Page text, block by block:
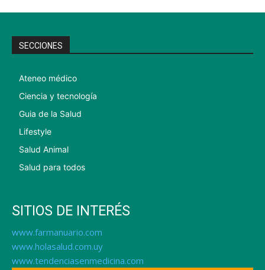
SECCIONES
Ateneo médico
Ciencia y tecnología
Guia de la Salud
Lifestyle
Salud Animal
Salud para todos
SITIOS DE INTERÉS
www.farmanuario.com
www.holasalud.com.uy
www.tendenciasenmedicina.com